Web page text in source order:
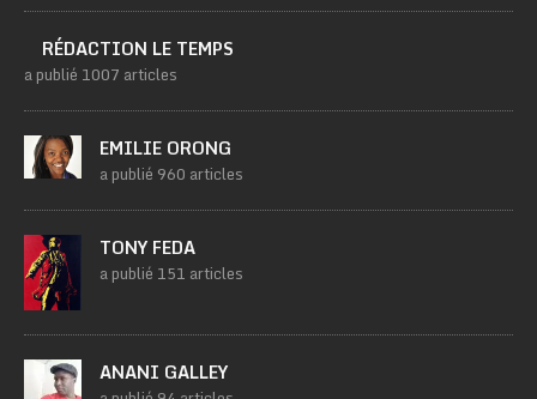
RÉDACTION LE TEMPS
a publié 1007 articles
EMILIE ORONG
a publié 960 articles
TONY FEDA
a publié 151 articles
ANANI GALLEY